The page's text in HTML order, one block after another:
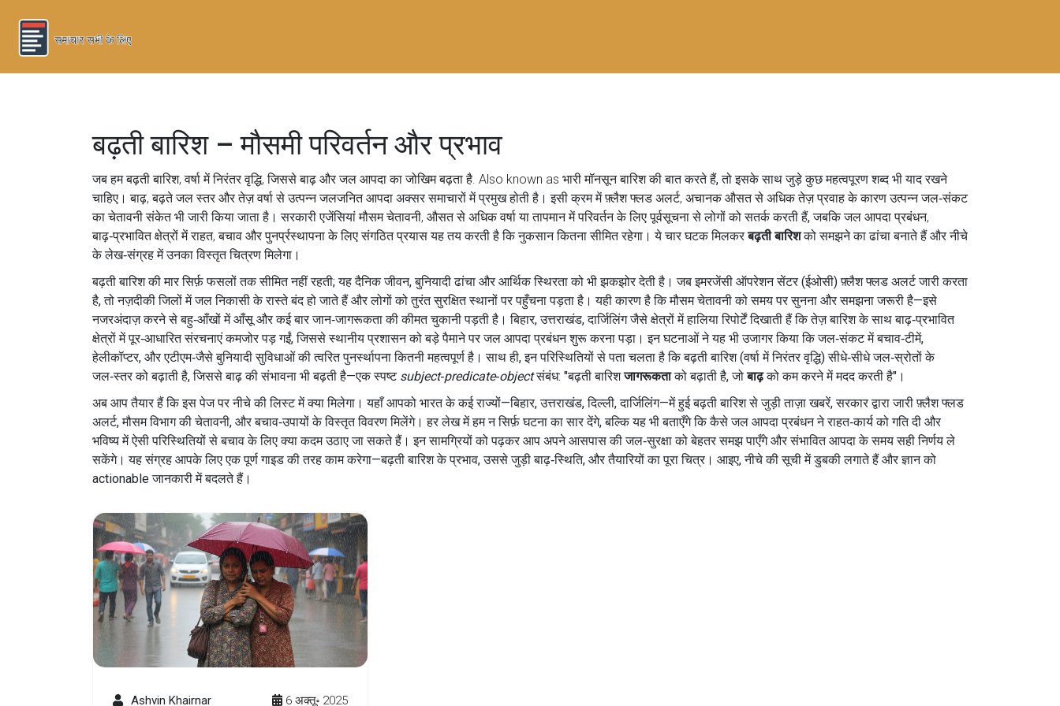
बढ़ती बारिश – मौसमी परिवर्तन और प्रभाव
जब हमबढ़ती बारिश,वर्षा में निरंतर वृद्धि, जिससे बाढ़ और जल आपदा का जोखिम बढ़ता है . Also known as भारी मॉनसून बारिशकी बात करते हैं, तो इसके साथ जुड़े कुछ महत्वपूरण शब्द भी याद रखने
चाहिए।बाढ़,बढ़ते जल स्तर और तेज़ वर्षा से उत्पन्न जलजनित आपदा अक्सर समाचारों में प्रमुख होती है। इसी क्रम मेंफ़्लैश फ्लड अलर्ट, अचानक औसत से अधिक तेज़ प्रवाह के कारण उत्पन्न जल‑संकट
का चेतावनी संकेतभी जारी किया जाता है। सरकारी एजेंसियांमौसम चेतावनी, औसत से अधिक वर्षा या तापमान में परिवर्तन के लिए पूर्वसूचनासे लोगों को सतर्क करती हैं, जबकिजल आपदा प्रबंधन,
बाढ़‑प्रभावित क्षेत्रों में राहत, बचाव और पुनर्प्रस्थापना के लिए संगठित प्रयासयह तय करती है कि नुकसान कितना सीमित रहेगा। ये चार घटक मिलकरबढ़ती बारिशको समझने का ढांचा बनाते हैं और नीचे
के लेख‑संग्रह में उनका विस्तृत चित्रण मिलेगा।
बढ़ती बारिश की मार सिर्फ़ फसलों तक सीमित नहीं रहती; यह दैनिक जीवन, बुनियादी ढांचा और आर्थिक स्थिरता को भी झकझोर देती है। जब इमरजेंसी ऑपरेशन सेंटर (ईओसी) फ़्लैश फ्लड अलर्ट जारी करता
है, तो नज़दीकी जिलों में जल निकासी के रास्ते बंद हो जाते हैं और लोगों को तुरंत सुरक्षित स्थानों पर पहुँचना पड़ता है। यही कारण है कि मौसम चेतावनी को समय पर सुनना और समझना जरूरी है—इसे
नजरअंदाज़ करने से बहु‑आँखों में आँसू और कई बार जान‑जागरूकता की कीमत चुकानी पड़ती है। बिहार, उत्तराखंड, दार्जिलिंग जैसे क्षेत्रों में हालिया रिपोर्टें दिखाती हैं कि तेज़ बारिश के साथ बाढ़‑प्रभावित
क्षेत्रों में पूर‑आधारित संरचनाएं कमजोर पड़ गईं, जिससे स्थानीय प्रशासन को बड़े पैमाने पर जल आपदा प्रबंधन शुरू करना पड़ा। इन घटनाओं ने यह भी उजागर किया कि जल‑संकट में बचाव‑टीमें,
हेलीकॉप्टर, और एटीएम‑जैसे बुनियादी सुविधाओं की त्वरित पुनर्स्थापना कितनी महत्वपूर्ण है। साथ ही, इन परिस्थितियों से पता चलता है कि बढ़ती बारिश (वर्षा में निरंतर वृद्धि) सीधे‑सीधे जल‑स्रोतों के
जल‑स्तर को बढ़ाती है, जिससे बाढ़ की संभावना भी बढ़ती है—एक स्पष्ट subject‑predicate‑objectसंबंध: "बढ़ती बारिशजागरूकताको बढ़ाती है, जोबाढ़को कम करने में मदद करती है"।
अब आप तैयार हैं कि इस पेज पर नीचे की लिस्ट में क्या मिलेगा। यहाँ आपको भारत के कई राज्यों—बिहार, उत्तराखंड, दिल्ली, दार्जिलिंग—में हुई बढ़ती बारिश से जुड़ी ताज़ा खबरें, सरकार द्वारा जारी फ़्लैश फ्लड
अलर्ट, मौसम विभाग की चेतावनी, और बचाव‑उपायों के विस्तृत विवरण मिलेंगे। हर लेख में हम न सिर्फ़ घटना का सार देंगे, बल्कि यह भी बताएँगे कि कैसे जल आपदा प्रबंधन ने राहत‑कार्य को गति दी और
भविष्य में ऐसी परिस्थितियों से बचाव के लिए क्या कदम उठाए जा सकते हैं। इन सामग्रियों को पढ़कर आप अपने आसपास की जल‑सुरक्षा को बेहतर समझ पाएँगे और संभावित आपदा के समय सही निर्णय ले
सकेंगे। यह संग्रह आपके लिए एक पूर्ण गाइड की तरह काम करेगा—बढ़ती बारिश के प्रभाव, उससे जुड़ी बाढ़‑स्थिति, और तैयारियों का पूरा चित्र। आइए, नीचे की सूची में डुबकी लगाते हैं और ज्ञान को
actionable जानकारी में बदलते हैं।
Ashvin Khairnar 6 अक्तू॰ 2025